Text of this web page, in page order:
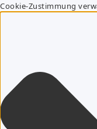
Cookie-Zustimmung